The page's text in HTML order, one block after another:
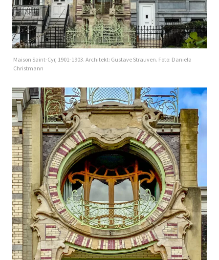
Maison Saint-Cyr, 1901-1903. Architekt: Gustave Strauven. Foto: Daniela
Christmann